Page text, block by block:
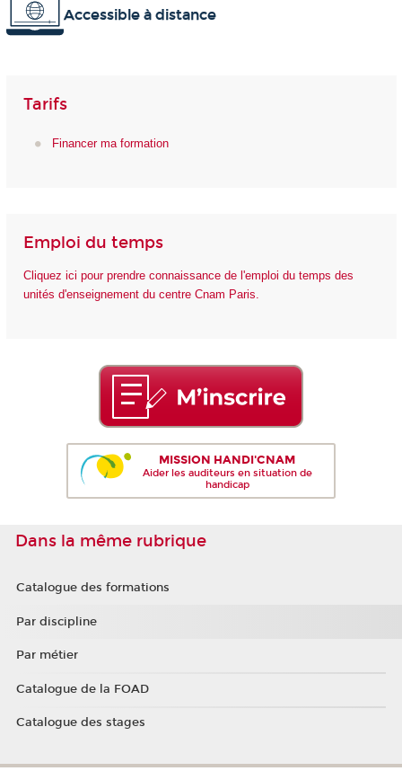
Accessible à distance
Tarifs
Financer ma formation
Emploi du temps
Cliquez ici pour prendre connaissance de l'emploi du temps des
unités d'enseignement du centre Cnam Paris.
MISSION HANDI'CNAM
Aider les auditeurs en situation de
handicap
Dans la même rubrique
Catalogue des formations
Par discipline
Par métier
Catalogue de la FOAD
Catalogue des stages